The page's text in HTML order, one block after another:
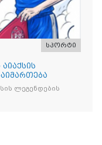
სპორტი
ლეგენდების